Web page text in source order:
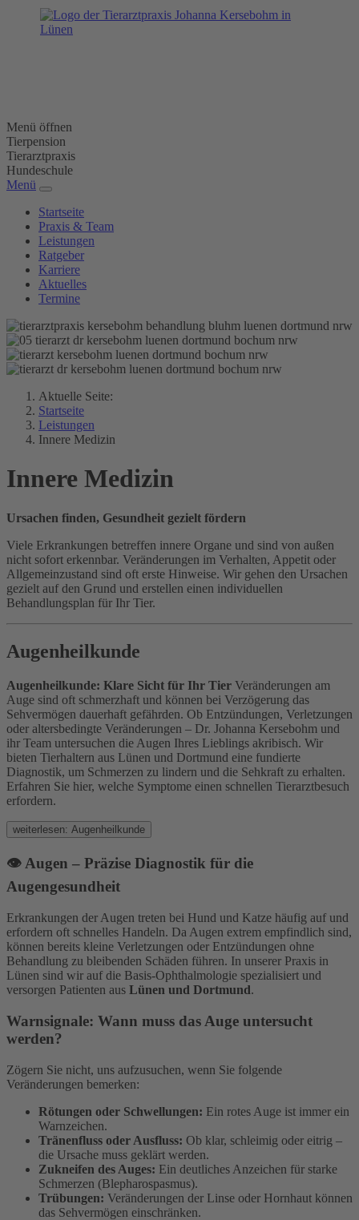
Menü öffnen
Tierpension
Tierarztpraxis
Hundeschule
Menü
Startseite
Praxis & Team
Leistungen
Ratgeber
Karriere
Aktuelles
Termine
Aktuelle Seite:
Startseite
Leistungen
Innere Medizin
Innere Medizin
Ursachen finden, Gesundheit gezielt fördern
Viele Erkrankungen betreffen innere Organe und sind von außen
nicht sofort erkennbar. Veränderungen im Verhalten, Appetit oder
Allgemeinzustand sind oft erste Hinweise. Wir gehen den Ursachen
gezielt auf den Grund und erstellen einen individuellen
Behandlungsplan für Ihr Tier.
Augenheilkunde
Augenheilkunde: Klare Sicht für Ihr Tier Veränderungen am
Auge sind oft schmerzhaft und können bei Verzögerung das
Sehvermögen dauerhaft gefährden. Ob Entzündungen, Verletzungen
oder altersbedingte Veränderungen – Dr. Johanna Kersebohm und
ihr Team untersuchen die Augen Ihres Lieblings akribisch. Wir
bieten Tierhaltern aus Lünen und Dortmund eine fundierte
Diagnostik, um Schmerzen zu lindern und die Sehkraft zu erhalten.
Erfahren Sie hier, welche Symptome einen schnellen Tierarztbesuch
erfordern.
weiterlesen: Augenheilkunde
👁️ Augen – Präzise Diagnostik für die
Augengesundheit
Erkrankungen der Augen treten bei Hund und Katze häufig auf und
erfordern oft schnelles Handeln. Da Augen extrem empfindlich sind,
können bereits kleine Verletzungen oder Entzündungen ohne
Behandlung zu bleibenden Schäden führen. In unserer Praxis in
Lünen sind wir auf die Basis-Ophthalmologie spezialisiert und
versorgen Patienten aus Lünen und Dortmund.
Warnsignale: Wann muss das Auge untersucht
werden?
Zögern Sie nicht, uns aufzusuchen, wenn Sie folgende
Veränderungen bemerken:
Rötungen oder Schwellungen: Ein rotes Auge ist immer ein
Warnzeichen.
Tränenfluss oder Ausfluss: Ob klar, schleimig oder eitrig –
die Ursache muss geklärt werden.
Zukneifen des Auges: Ein deutliches Anzeichen für starke
Schmerzen (Blepharospasmus).
Trübungen: Veränderungen der Linse oder Hornhaut können
das Sehvermögen einschränken.